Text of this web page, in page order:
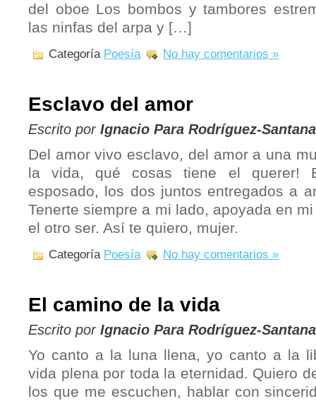
del oboe Los bombos y tambores
las ninfas del arpa y […]
Categoría Poesía No hay comentarios »
Esclavo del amor
Escrito por Ignacio Para Rodríguez-Santana
Del amor vivo esclavo, del amor a una
la vida, qué cosas tiene el querer!
esposado, los dos juntos entregados a
Tenerte siempre a mi lado, apoyada en
el otro ser. Así te quiero, mujer.
Categoría Poesía No hay comentarios »
El camino de la vida
Escrito por Ignacio Para Rodríguez-Santana
Yo canto a la luna llena, yo canto a la
vida plena por toda la eternidad. Quiero
los que me escuchen, hablar con